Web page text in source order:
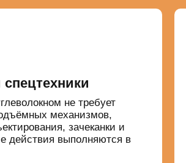
не требует
механизмов,
зачеканки и
действия выполняются в